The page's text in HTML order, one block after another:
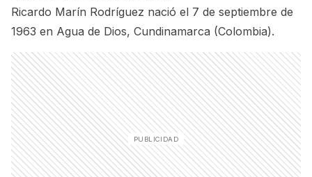
Ricardo Marín Rodríguez nació el 7 de septiembre de
1963 en Agua de Dios, Cundinamarca (Colombia).